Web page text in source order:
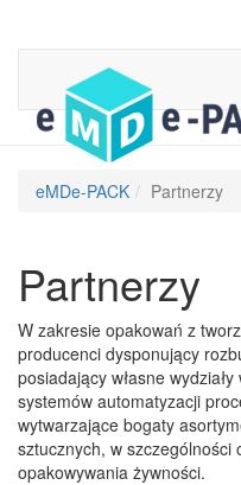
eMDe-PACK Partnerzy
Partnerzy
W zakresie opakowań z
producenci dysponujący
posiadający własne
systemów automatyzacji
wytwarzające bogaty
sztucznych, w szczególności
opakowywania żywności.